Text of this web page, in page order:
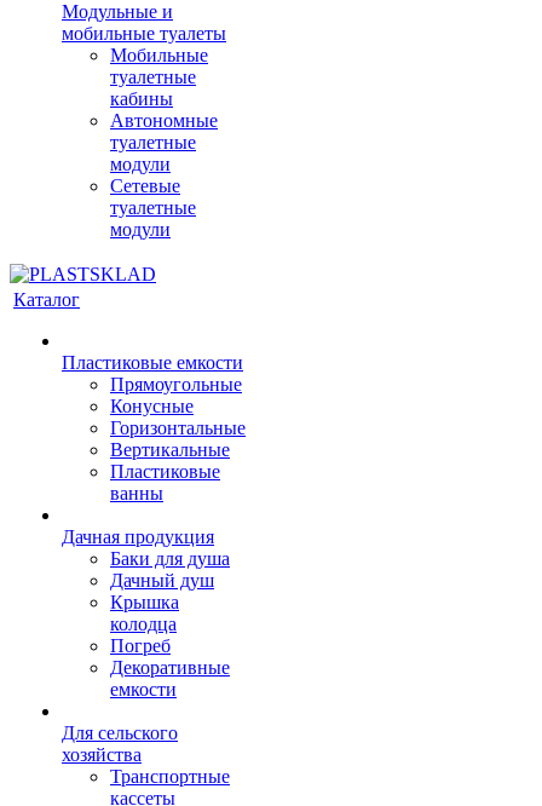
Модульные и
мобильные туалеты
Мобильные
туалетные
кабины
Автономные
туалетные
модули
Сетевые
туалетные
модули
Каталог
Пластиковые емкости
Прямоугольные
Конусные
Горизонтальные
Вертикальные
Пластиковые
ванны
Дачная продукция
Баки для душа
Дачный душ
Крышка
колодца
Погреб
Декоративные
емкости
Для сельского
хозяйства
Транспортные
кассеты